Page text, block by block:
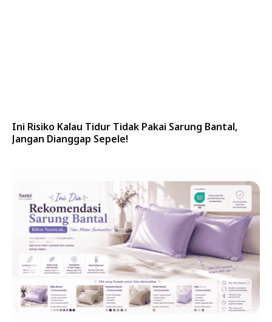
Ini Risiko Kalau Tidur Tidak Pakai Sarung Bantal,
Jangan Dianggap Sepele!